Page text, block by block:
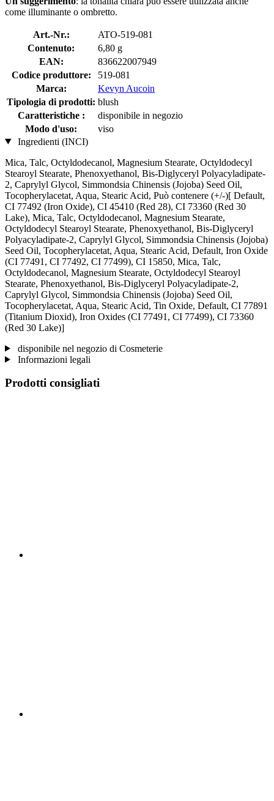
come illuminante o ombretto.
Art.-Nr.:
ATO-519-081
Contenuto:
6,80 g
EAN:
836622007949
Codice produttore:
519-081
Marca:
Kevyn Aucoin
Tipologia di prodotti: blush
Caratteristiche :
disponibile in negozio
Modo d'uso:
viso
Ingredienti (INCI)
Mica, Talc, Octyldodecanol, Magnesium Stearate, Octyldodecyl
Stearoyl Stearate, Phenoxyethanol, Bis-Diglyceryl Polyacyladipate-
2, Caprylyl Glycol, Simmondsia Chinensis (Jojoba) Seed Oil,
Tocopherylacetat, Aqua, Stearic Acid, Può contenere (+/-)[ Default,
CI 77492 (Iron Oxide), CI 45410 (Red 28), CI 73360 (Red 30
Lake), Mica, Talc, Octyldodecanol, Magnesium Stearate,
Octyldodecyl Stearoyl Stearate, Phenoxyethanol, Bis-Diglyceryl
Polyacyladipate-2, Caprylyl Glycol, Simmondsia Chinensis (Jojoba)
Seed Oil, Tocopherylacetat, Aqua, Stearic Acid, Default, Iron Oxide
(CI 77491, CI 77492, CI 77499), CI 15850, Mica, Talc,
Octyldodecanol, Magnesium Stearate, Octyldodecyl Stearoyl
Stearate, Phenoxyethanol, Bis-Diglyceryl Polyacyladipate-2,
Caprylyl Glycol, Simmondsia Chinensis (Jojoba) Seed Oil,
Tocopherylacetat, Aqua, Stearic Acid, Tin Oxide, Default, CI 77891
(Titanium Dioxid), Iron Oxides (CI 77491, CI 77499), CI 73360
(Red 30 Lake)]
disponibile nel negozio di Cosmeterie
Informazioni legali
Prodotti consigliati